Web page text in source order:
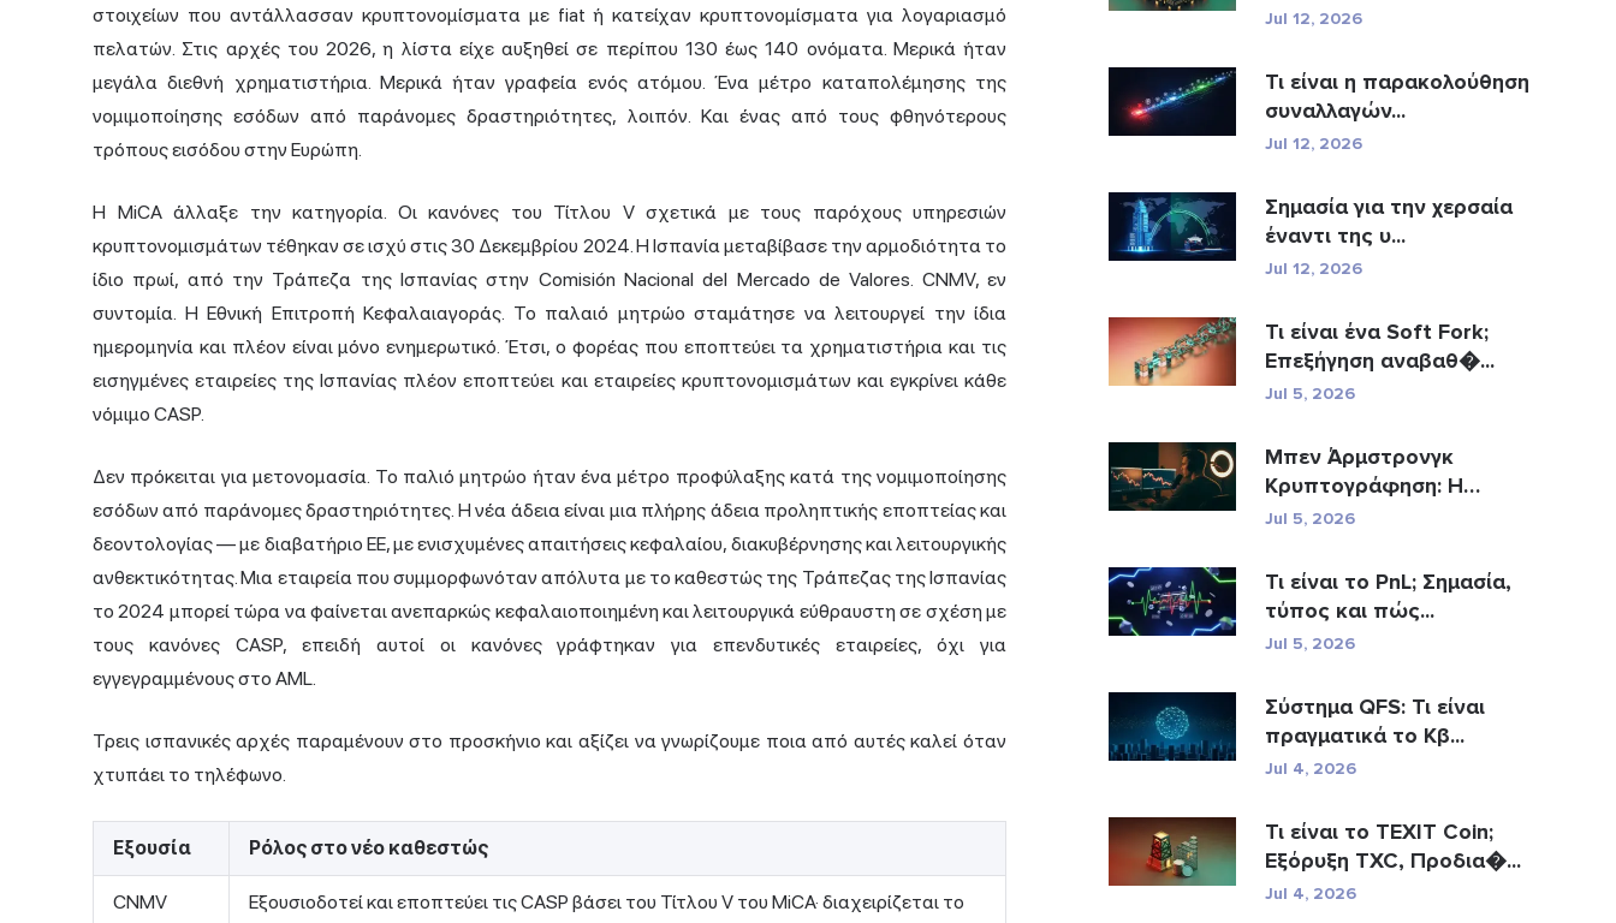
στοιχείων που αντάλλασσαν κρυπτονομίσματα με fiat ή κατείχαν κρυπτονομίσματα για λογαριασμό
πελατών. Στις αρχές του 2026, η λίστα είχε αυξηθεί σε περίπου 130 έως 140 ονόματα. Μερικά ήταν
μεγάλα διεθνή χρηματιστήρια. Μερικά ήταν γραφεία ενός ατόμου. Ένα μέτρο καταπολέμησης της
νομιμοποίησης εσόδων από παράνομες δραστηριότητες, λοιπόν. Και ένας από τους φθηνότερους
τρόπους εισόδου στην Ευρώπη.
Η MiCA άλλαξε την κατηγορία. Οι κανόνες του Τίτλου V σχετικά με τους παρόχους υπηρεσιών
κρυπτονομισμάτων τέθηκαν σε ισχύ στις 30 Δεκεμβρίου 2024. Η Ισπανία μεταβίβασε την αρμοδιότητα το
ίδιο πρωί, από την Τράπεζα της Ισπανίας στην Comisión Nacional del Mercado de Valores. CNMV, εν
συντομία. Η Εθνική Επιτροπή Κεφαλαιαγοράς. Το παλαιό μητρώο σταμάτησε να λειτουργεί την ίδια
ημερομηνία και πλέον είναι μόνο ενημερωτικό. Έτσι, ο φορέας που εποπτεύει τα χρηματιστήρια και τις
εισηγμένες εταιρείες της Ισπανίας πλέον εποπτεύει και εταιρείες κρυπτονομισμάτων και εγκρίνει κάθε
νόμιμο CASP.
Δεν πρόκειται για μετονομασία. Το παλιό μητρώο ήταν ένα μέτρο προφύλαξης κατά της νομιμοποίησης
εσόδων από παράνομες δραστηριότητες. Η νέα άδεια είναι μια πλήρης άδεια προληπτικής εποπτείας και
δεοντολογίας — με διαβατήριο ΕΕ, με ενισχυμένες απαιτήσεις κεφαλαίου, διακυβέρνησης και λειτουργικής
ανθεκτικότητας. Μια εταιρεία που συμμορφωνόταν απόλυτα με το καθεστώς της Τράπεζας της Ισπανίας
το 2024 μπορεί τώρα να φαίνεται ανεπαρκώς κεφαλαιοποιημένη και λειτουργικά εύθραυστη σε σχέση με
τους κανόνες CASP, επειδή αυτοί οι κανόνες γράφτηκαν για επενδυτικές εταιρείες, όχι για
εγγεγραμμένους στο AML.
Τρεις ισπανικές αρχές παραμένουν στο προσκήνιο και αξίζει να γνωρίζουμε ποια από αυτές καλεί όταν
χτυπάει το τηλέφωνο.
Εξουσία Ρόλος στο νέο καθεστώς
CNMV
Εξουσιοδοτεί και εποπτεύει τις CASP βάσει του Τίτλου V του MiCA· διαχειρίζεται το
Συναλλαγών A...
Jul 12, 2026
Τι είναι η παρακολούθηση
συναλλαγών...
Jul 12, 2026
Σημασία για την χερσαία
έναντι της υ...
Jul 12, 2026
Τι είναι ένα Soft Fork;
Επεξήγηση αναβαθ�...
Jul 5, 2026
Μπεν Άρμστρονγκ
Κρυπτογράφηση: Η
άν�...
Jul 5, 2026
Τι είναι το PnL; Σημασία,
τύπος και πώς...
Jul 5, 2026
Σύστημα QFS: Τι είναι
πραγματικά το Κβ...
Jul 4, 2026
Τι είναι το TEXIT Coin;
Εξόρυξη TXC, Προδια�...
Jul 4, 2026